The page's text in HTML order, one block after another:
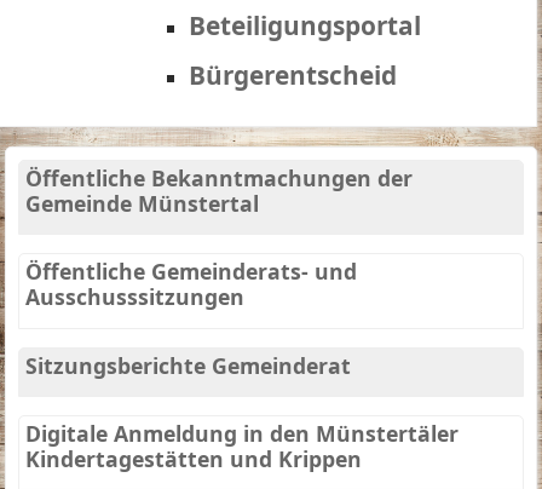
Beteiligungsportal
Bürgerentscheid
Öffentliche Bekanntmachungen der
Gemeinde Münstertal
Öffentliche Gemeinderats- und
Ausschusssitzungen
Sitzungsberichte Gemeinderat
Digitale Anmeldung in den Münstertäler
Kindertagestätten und Krippen